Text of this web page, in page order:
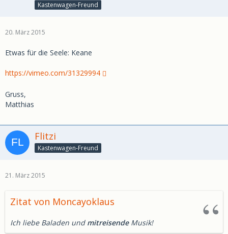
Kastenwagen-Freund
20. März 2015
Etwas für die Seele: Keane
https://vimeo.com/31329994
Gruss,
Matthias
Flitzi
Kastenwagen-Freund
21. März 2015
Zitat von Moncayoklaus
Ich liebe Baladen und mitreisendeMusik!